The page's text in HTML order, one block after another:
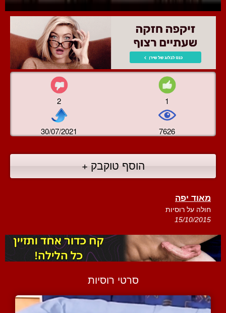
2 1
30/07/2021 7626
הוסף טוקבק +
מאוד יפה
חולה על רוסיות
15/10/2015
סרטי רוסיות